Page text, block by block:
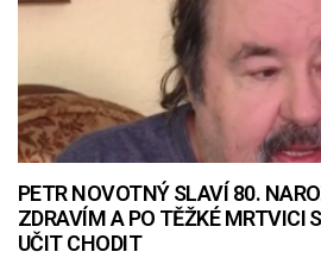
PETR NOVOTNÝ SLAVÍ 80.
ZDRAVÍM A PO TĚŽKÉ MRTVICI
UČIT CHODIT